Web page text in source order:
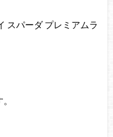
スパーダ プレミアムラ